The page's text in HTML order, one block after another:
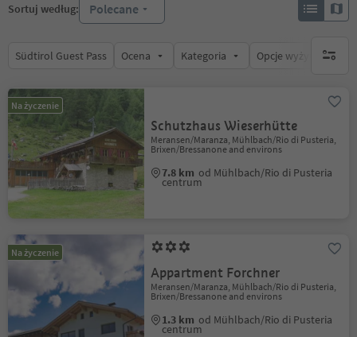
Sortuj według: Polecane
Südtirol Guest Pass Ocena Kategoria Opcje wyżywieniabrak
Na życzenie
Schutzhaus Wieserhütte
Meransen/Maranza, Mühlbach/Rio di Pusteria,
Brixen/Bressanone and environs
7.8 km od Mühlbach/Rio di Pusteria
centrum
Na życzenie
Appartment Forchner
Meransen/Maranza, Mühlbach/Rio di Pusteria,
Brixen/Bressanone and environs
1.3 km od Mühlbach/Rio di Pusteria
centrum